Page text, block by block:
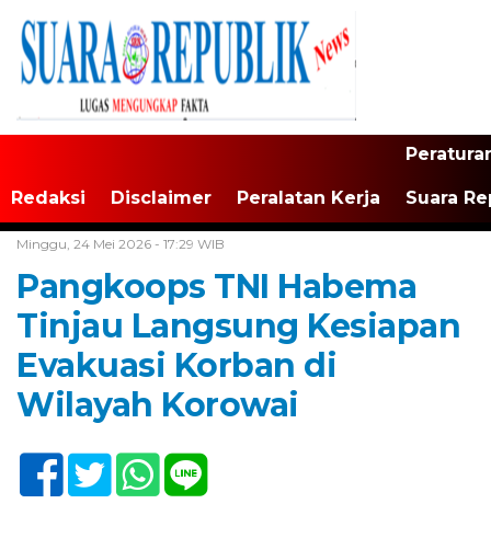
Redaksi Disclaimer Peralatan Kerja Suara
Minggu, 24 Mei 2026 - 17:29 WIB
Pangkoops TNI Habema
Tinjau Langsung Kesiapan
Evakuasi Korban di
Wilayah Korowai